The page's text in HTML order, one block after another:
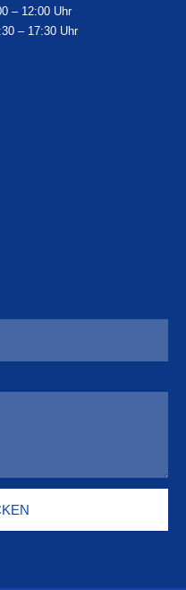
– 12:00 Uhr
– 17:30 Uhr